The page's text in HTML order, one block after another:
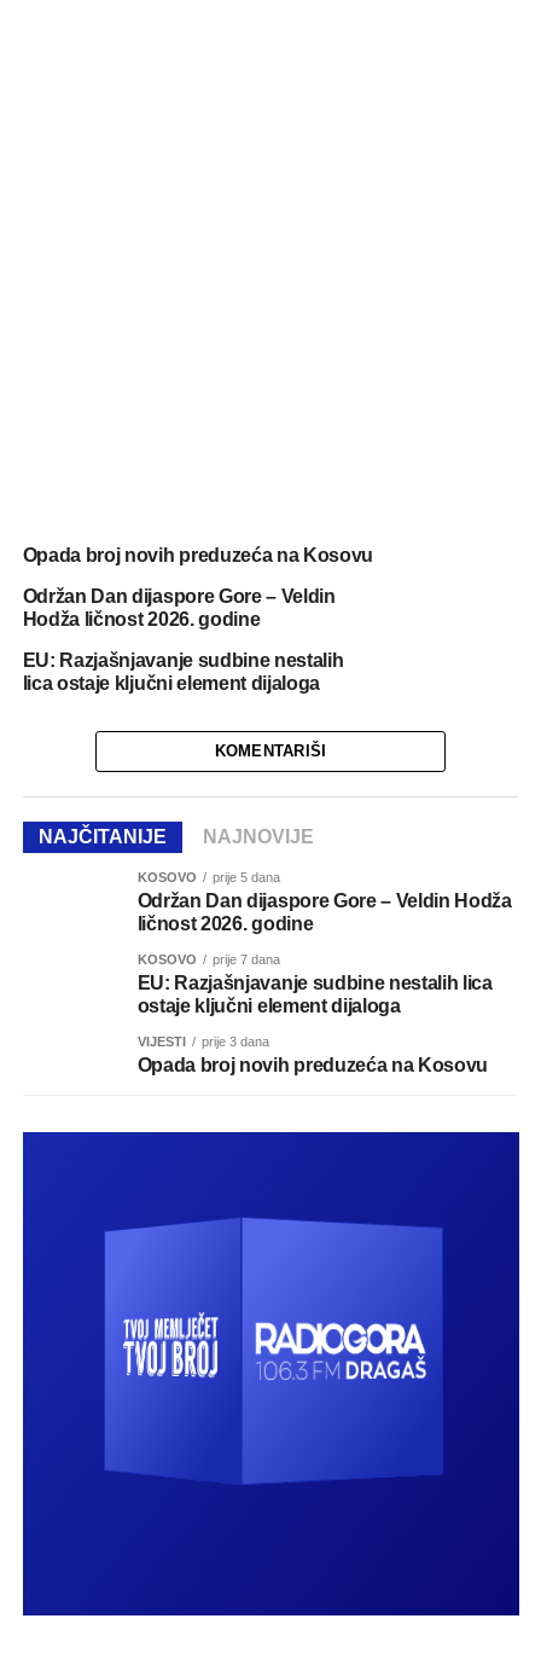
Opada broj novih preduzeća na Kosovu
Održan Dan dijaspore Gore – Veldin
Hodža ličnost 2026. godine
EU: Razjašnjavanje sudbine nestalih
lica ostaje ključni element dijaloga
KOMENTARIŠI
NAJČITANIJE NAJNOVIJE
KOSOVO prije 5 dana
Održan Dan dijaspore Gore – Veldin Hodža
ličnost 2026. godine
KOSOVO prije 7 dana
EU: Razjašnjavanje sudbine nestalih lica
ostaje ključni element dijaloga
VIJESTI prije 3 dana
Opada broj novih preduzeća na Kosovu